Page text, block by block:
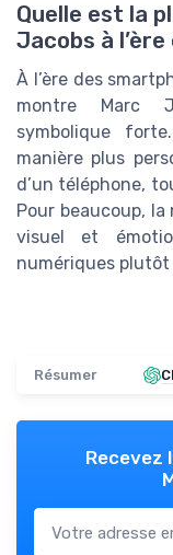
Quelle est la
Jacobs à
À l’ère des
montre Marc
symbolique
manière plus
d’un téléphone,
Pour beaucoup,
visuel et
numériques
Résumer
Recevez